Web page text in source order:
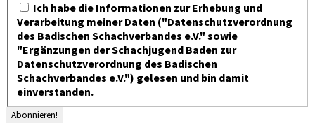
Ich habe die Informationen zur Erhebung und
Verarbeitung meiner Daten ("Datenschutzverordnung
des Badischen Schachverbandes e.V." sowie
"Ergänzungen der Schachjugend Baden zur
Datenschutzverordnung des Badischen
Schachverbandes e.V.") gelesen und bin damit
einverstanden.